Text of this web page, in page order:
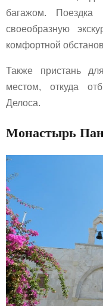
багажом. Поездка
своеобразную
комфортной
Также пристань
местом, откуда
Делоса.
Монастырь